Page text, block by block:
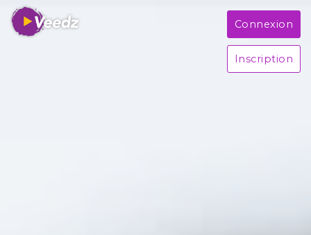
Connexion
Inscription